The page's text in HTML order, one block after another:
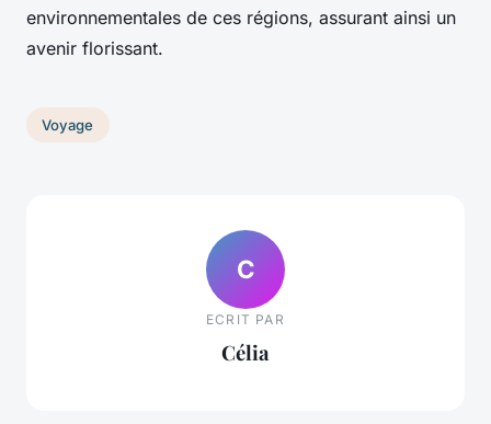
environnementales de ces régions, assurant ainsi un
avenir florissant.
Voyage
C
ECRIT PAR
Célia